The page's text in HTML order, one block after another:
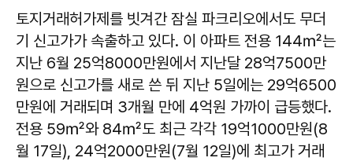
토지거래허가제를 빗겨간 잠실 파크리오에서도 무더
기 신고가가 속출하고 있다. 이 아파트 전용 144㎡는
지난 6월 25억8000만원에서 지난달 28억7500만
원으로 신고가를 새로 쓴 뒤 지난 5일에는 29억6500
만원에 거래되며 3개월 만에 4억원 가까이 급등했다.
전용 59㎡와 84㎡도 최근 각각 19억1000만원(8
월 17일), 24억2000만원(7월 12일)에 최고가 거래